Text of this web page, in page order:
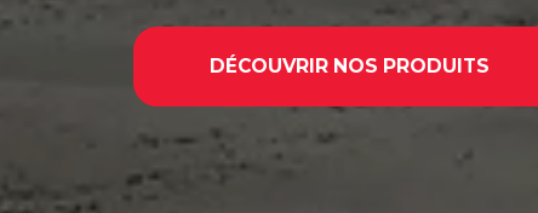
DÉCOUVRIR NOS PRODUITS